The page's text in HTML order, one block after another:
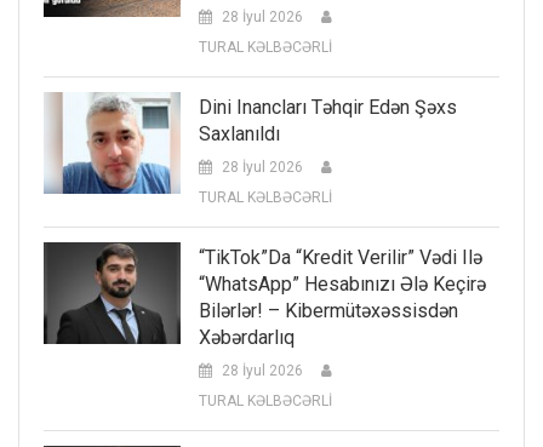
28 İyul 2026
TURAL KƏLBƏCƏRLİ
Dini Inancları Təhqir Edən Şəxs
Saxlanıldı
28 İyul 2026
TURAL KƏLBƏCƏRLİ
“TikTok”da “kredit Verilir” Vədi Ilə
“WhatsApp” Hesabınızı Ələ Keçirə
Bilərlər! – Kibermütəxəssisdən
Xəbərdarlıq
28 İyul 2026
TURAL KƏLBƏCƏRLİ